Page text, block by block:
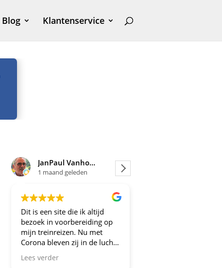
Blog Klantenservice
JanPaul Vanhoven
1 maand geleden
Dit is een site die ik altijd
bezoek in voorbereiding op
mijn treinreizen. Nu met
Corona bleven zij in de lucht.
Bravo en ga zo door! En nu
zijn we een aantal jaren
Lees verder